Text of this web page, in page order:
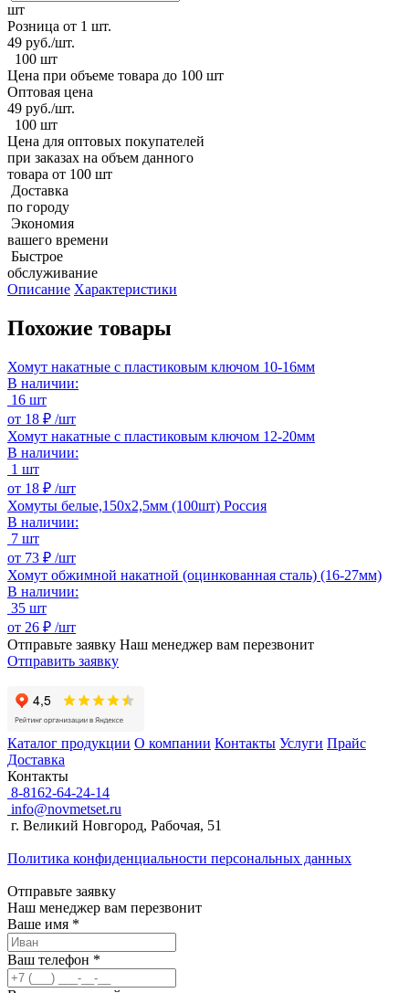
шт
Розница от 1 шт.
49 руб./шт.
100 шт
Цена при объеме товара до 100 шт
Оптовая цена
49 руб./шт.
100 шт
Цена для оптовых покупателей
при заказах на объем данного
товара от 100 шт
Доставка
по городу
Экономия
вашего времени
Быстрое
обслуживание
Описание Характеристики
Похожие товары
Хомут накатные с пластиковым ключом 10-16мм
В наличии:
16 шт
от 18 ₽ /шт
Хомут накатные с пластиковым ключом 12-20мм
В наличии:
1 шт
от 18 ₽ /шт
Хомуты белые,150х2,5мм (100шт) Россия
В наличии:
7 шт
от 73 ₽ /шт
Хомут обжимной накатной (оцинкованная сталь) (16-27мм)
В наличии:
35 шт
от 26 ₽ /шт
Отправьте заявку Наш менеджер вам перезвонит
Отправить заявку
Каталог продукции О компании Контакты Услуги Прайс
Доставка
Контакты
8-8162-64-24-14
info@novmetset.ru
г. Великий Новгород, Рабочая, 51
Политика конфиденциальности персональных данных
Отправьте заявку
Наш менеджер вам перезвонит
Ваше имя *
Ваш телефон *